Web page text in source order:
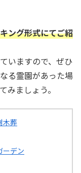
ング形式にてご紹
いますので、ぜひ
る霊園があった場
みましょう。
木葬
ーデン